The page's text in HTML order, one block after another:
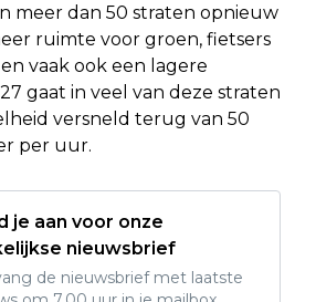
meer dan 50 straten opnieuw
ruimte voor groen, fietsers
vaak ook een lagere
gaat in veel van deze straten
versneld terug van 50
per uur.
je aan voor onze
nieuwsbrief
de nieuwsbrief met laatste